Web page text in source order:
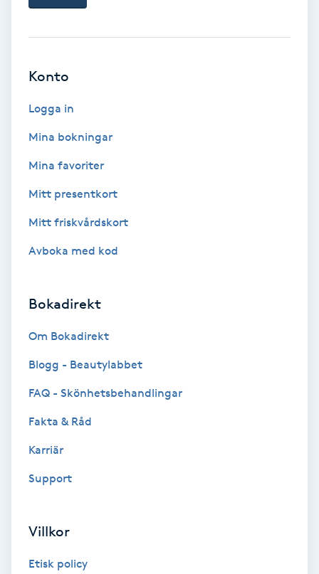
Hudvård
Hyaluronsyra
Hypnos
Hårbottenbehandling
Hårförlängning
Hälsa
Konto
Logga in
Mina bokningar
Mina favoriter
Mitt presentkort
Mitt friskvårdskort
Avboka med kod
Bokadirekt
Om Bokadirekt
Blogg - Beautylabbet
FAQ - Skönhetsbehandlingar
Fakta & Råd
Karriär
Support
Villkor
Etisk policy